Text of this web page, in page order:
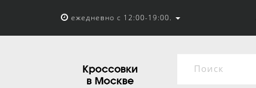
ежедневно с 12:00-19:00.